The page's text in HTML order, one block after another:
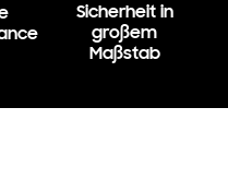
Sicherheit in
großem
Maßstab